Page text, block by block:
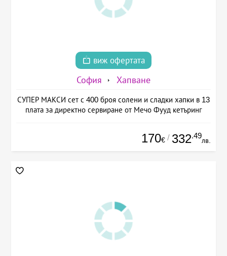
виж офертата
София Хапване
СУПЕР МАКСИ сет с 400 броя солени и сладки хапки в 13
плата за директно сервиране от Мечо Фууд кетъринг
170€ / 332.49
лв.